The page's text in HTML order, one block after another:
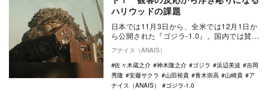
ハリウッドの課題
日本では11月3日から、全米では12月1日か
ら公開された『ゴジラ-1.0』。国内では賛否
カ…
アナイス（ANAIS）
佐々木蔵之介
神木隆之介 ゴジラ 浜辺美波
吉岡
秀隆
安藤サクラ 山田裕貴 青木崇高 山崎貴
ア
ナイス（ANAIS）
ゴジラ-1.0